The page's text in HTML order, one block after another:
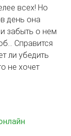
всех! Но
день она
забыть о нем
Справится
ли убедить
не хочет